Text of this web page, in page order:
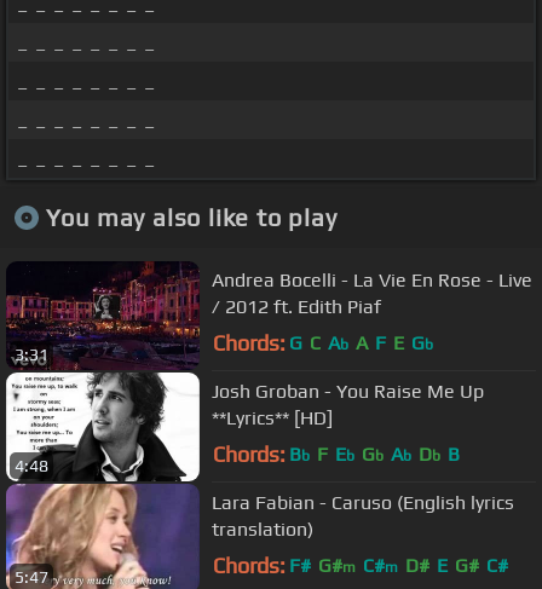
You may also like to play
3:31
Andrea Bocelli - La Vie En Rose - Live
/ 2012 ft. Edith Piaf
Chords: G C Ab A F E Gb
4:48
Josh Groban - You Raise Me Up
**Lyrics** [HD]
Chords: Bb F Eb Gb Ab Db B
5:47
Lara Fabian - Caruso (English lyrics
translation)
Chords: F# G#m C#m D# E G# C#